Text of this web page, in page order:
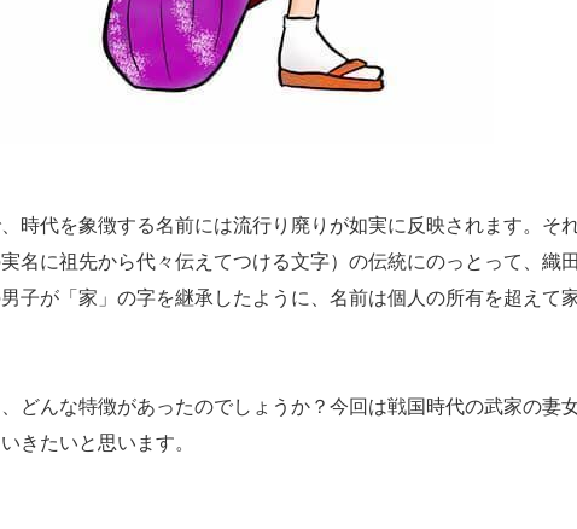
時代を象徴する名前には流行り廃りが如実に反映されます。そ
名に祖先から代々伝えてつける文字）の伝統にのっとって、織田
子が「家」の字を継承したように、名前は個人の所有を超えて
どんな特徴があったのでしょうか？今回は戦国時代の武家の妻
きたいと思います。